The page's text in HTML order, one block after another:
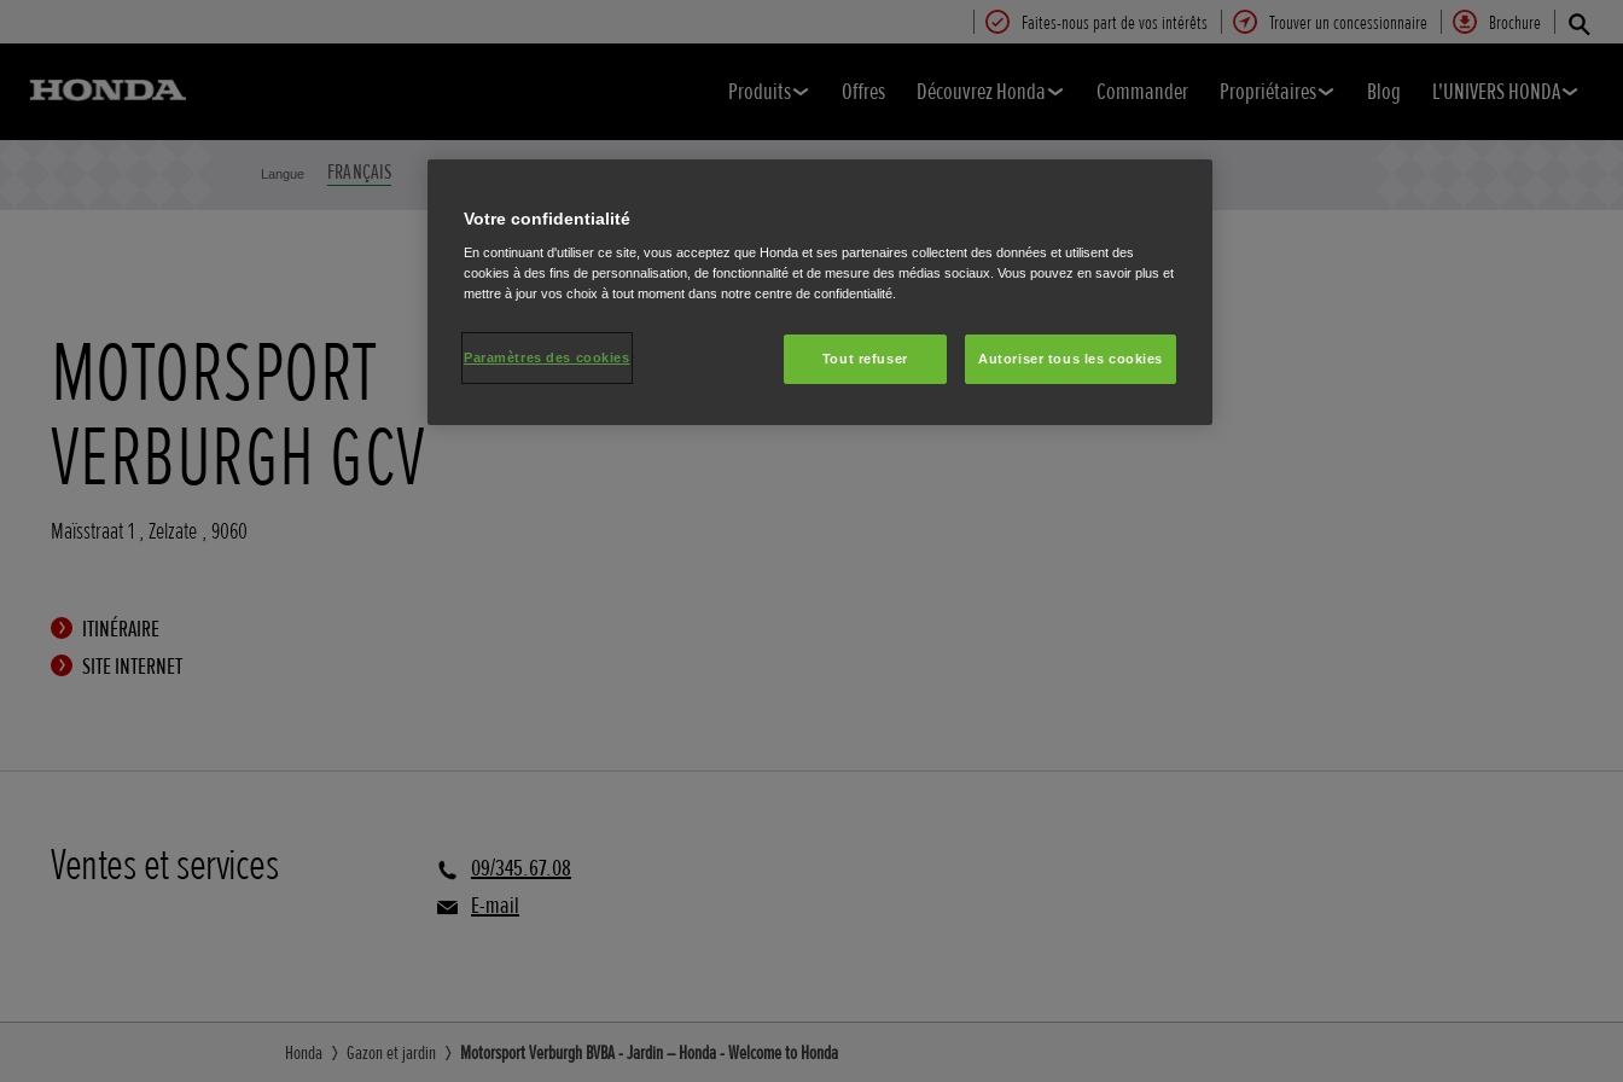
Faites-nous part de vos intérêts Trouver un concessionnaire Brochure
Produits Offres Découvrez Honda Commander Propriétaires Blog L'UNIVERS HONDA
Langue FRANÇAIS
MOTORSPORT
VERBURGH GCV
Maïsstraat 1 , Zelzate , 9060
ITINÉRAIRE
SITE INTERNET
Ventes et services
09/345.67.08
E-mail
Honda Gazon et jardin Motorsport Verburgh BVBA - Jardin – Honda - Welcome to Honda
Votre confidentialité
En continuant d'utiliser ce site, vous acceptez que Honda et ses partenaires collectent des données et utilisent des
cookies à des fins de personnalisation, de fonctionnalité et de mesure des médias sociaux. Vous pouvez en savoir plus et
mettre à jour vos choix à tout moment dans notre centre de confidentialité.
Tout refuser Autoriser tous les cookies
Paramètres des cookies